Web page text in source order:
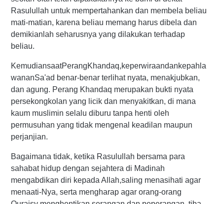
Rasulullah untuk mempertahankan dan membela beliau
mati-matian, karena beliau memang harus dibela dan
demikianlah seharusnya yang dilakukan terhadap
beliau.
KemudiansaatPerangKhandaq,keperwiraandankepahla
wananSa'ad benar-benar terlihat nyata, menakjubkan,
dan agung. Perang Khandaq merupakan bukti nyata
persekongkolan yang licik dan menyakitkan, di mana
kaum muslimin selalu diburu tanpa henti oleh
permusuhan yang tidak mengenal keadilan maupun
perjanjian.
Bagaimana tidak, ketika Rasulullah bersama para
sahabat hidup dengan sejahtera di Madinah
mengabdikan diri kepada Allah,saling menasihati agar
menaati-Nya, serta mengharap agar orang-orang